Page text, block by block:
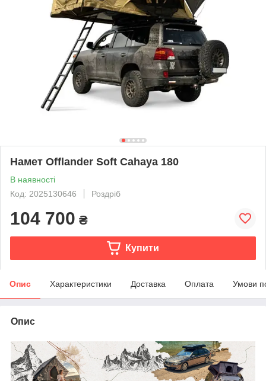
Намет Offlander Soft Cahaya 180
В наявності
Код: 2025130646
Роздріб
104 700 ₴
Купити
Опис Характеристики Доставка Оплата Умови
Опис